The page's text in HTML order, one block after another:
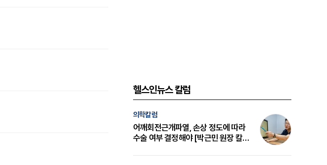
헬스인뉴스 칼럼
의학칼럼
어깨회전근개파열, 손상 정도에 따라
수술 여부 결정해야 [박근민 원장 칼